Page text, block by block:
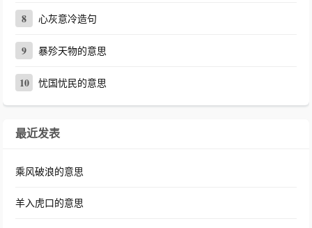
8 心灰意冷造句
9 暴殄天物的意思
10 忧国忧民的意思
最近发表
乘风破浪的意思
羊入虎口的意思